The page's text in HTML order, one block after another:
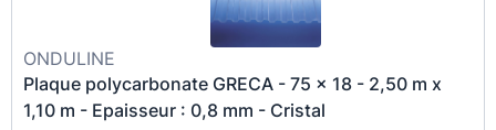
ONDULINE
Plaque polycarbonate GRECA - 75 x 18 - 2,50 m x
1,10 m - Epaisseur : 0,8 mm - Cristal